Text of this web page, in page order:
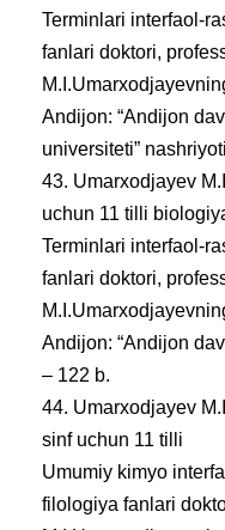
Terminlari interfaol-
fanlari doktori,
Andijon: “Andijon
universiteti”
43. Umarxodjayev
uchun 11 tilli
Terminlari interfaol-
fanlari doktori,
Andijon: “Andijon
– 122 b.
44. Umarxodjayev
sinf uchun 11 tilli
Umumiy kimyo
filologiya fanlari